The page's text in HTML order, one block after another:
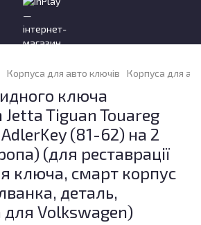
Корпуса для авто ключів Корпуса для
ключа
Tiguan Touareg
(81-62) на 2
(для реставрації
ключа, смарт корпус
деталь,
для Volkswagen)